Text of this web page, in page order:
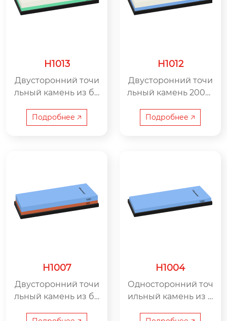
H1013
Двусторонний точи
льный камень из бе
8000 грит H1013 —
мастер профессион
Подробнее 🡥
H1012
Двусторонний точи
льный камень 2000/
ойное применение,
профессиональное
Подробнее 🡥
H1007
Двусторонний точи
льный камень из бе
H1004
Односторонний точ
ильный камень из б